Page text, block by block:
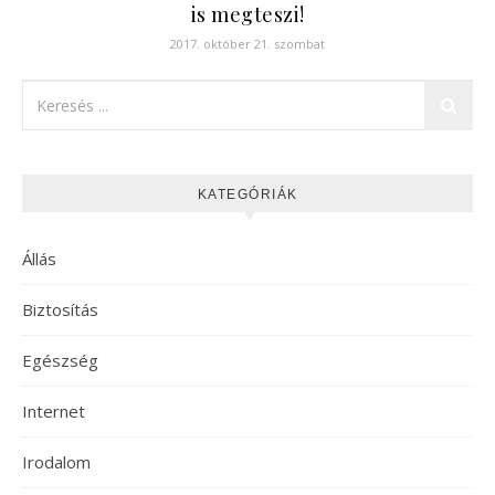
is megteszi!
2017. október 21. szombat
KATEGÓRIÁK
Állás
Biztosítás
Egészség
Internet
Irodalom